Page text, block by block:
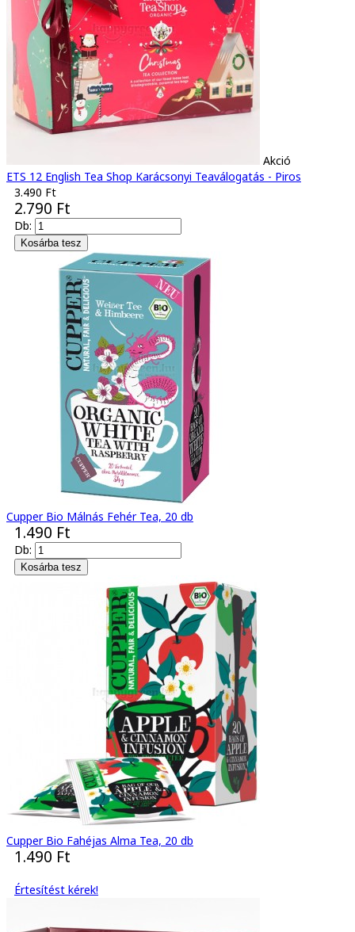
Akció
ETS 12 English Tea Shop Karácsonyi Teaválogatás - Piros
3.490 Ft
2.790 Ft
Db:
Cupper Bio Málnás Fehér Tea, 20 db
1.490 Ft
Db:
Cupper Bio Fahéjas Alma Tea, 20 db
1.490 Ft
Értesítést kérek!